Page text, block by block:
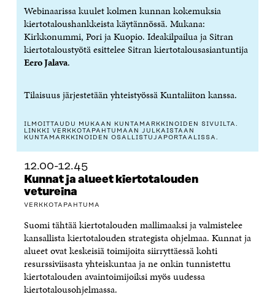
A
I
K
K
U
N
S
K
K
U
N
A
A
I
K
K
U
S
A
I
K
K
S
Webinaarissa kuulet kolmen kunnan kokemuksia
kiertotaloushankkeista käytännössä. Mukana:
Kirkkonummi, Pori ja Kuopio. Ideakilpailua ja Sitran
kiertotaloustyötä esittelee Sitran kiertotalousasiantuntija
Eero Jalava.
Tilaisuus järjestetään yhteistyössä Kuntaliiton kanssa.
ILMOITTAUDU MUKAAN KUNTAMARKKINOIDEN SIVUILTA.
LINKKI VERKKOTAPAHTUMAAN JULKAISTAAN
KUNTAMARKKINOIDEN OSALLISTUJAPORTAALISSA.
12.00-12.45
Kunnat ja alueet kiertotalouden
vetureina
VERKKOTAPAHTUMA
Suomi tähtää kiertotalouden mallimaaksi ja valmistelee
kansallista kiertotalouden strategista ohjelmaa. Kunnat ja
alueet ovat keskeisiä toimijoita siirryttäessä kohti
resurssiviisasta yhteiskuntaa ja ne onkin tunnistettu
kiertotalouden avaintoimijoiksi myös uudessa
kiertotalousohjelmassa.